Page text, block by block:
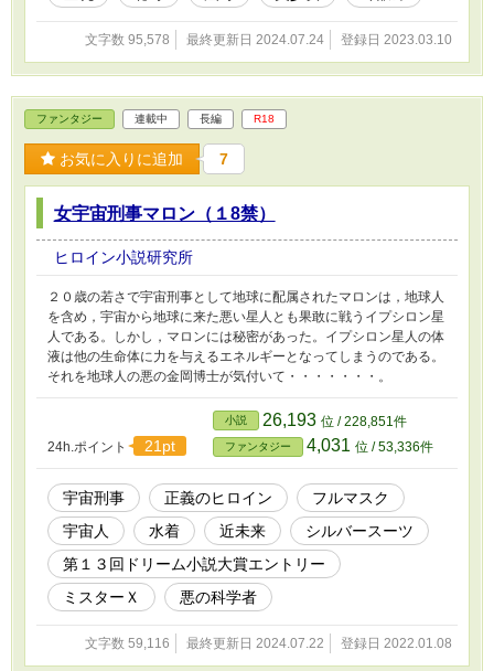
文字数 95,578 最終更新日 2024.07.24 登録日 2023.03.10
ファンタジー 連載中 長編 R18
お気に入りに追加 7
女宇宙刑事マロン（１8禁）
ヒロイン小説研究所
２０歳の若さで宇宙刑事として地球に配属されたマロンは，地球人
を含め，宇宙から地球に来た悪い星人とも果敢に戦うイプシロン星
人である。しかし，マロンには秘密があった。イプシロン星人の体
液は他の生命体に力を与えるエネルギーとなってしまうのである。
それを地球人の悪の金岡博士が気付いて・・・・・・・。
24h.ポイント 21pt
小説 26,193 位 / 228,851件
ファンタジー 4,031 位 / 53,336件
宇宙刑事 正義のヒロイン
フルマスク
宇宙人
水着 近未来
シルバースーツ
第１３回ドリーム小説大賞エントリー
ミスターＸ
悪の科学者
文字数 59,116 最終更新日 2024.07.22 登録日 2022.01.08